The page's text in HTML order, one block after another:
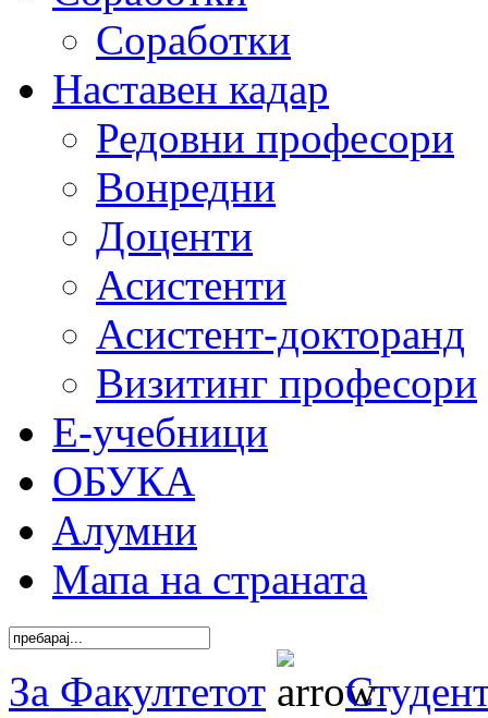
Соработки
Наставен кадар
Редовни професори
Вонредни
Доценти
Асистенти
Асистент-докторанд
Визитинг професори
Е-учебници
ОБУКА
Алумни
Мапа на страната
За Факултетот